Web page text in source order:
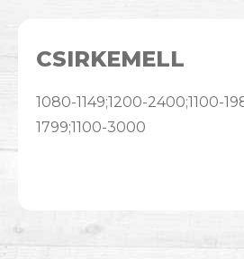
CSIRKEMELL
1080-1149;1200-2400;1100-
1799;1100-3000